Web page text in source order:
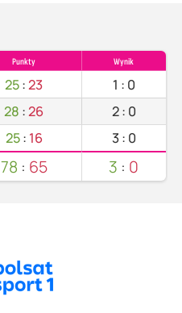
Punkty Wynik
25:23 1 : 0
28 :26 2: 0
25: 16 3: 0
78 : 65 3 : 0